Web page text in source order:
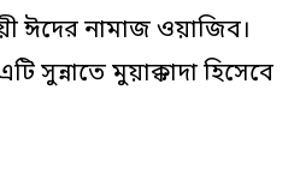
ঈদের নামাজ ওয়াজিব।
সুন্নাতে মুয়াক্কাদা হিসেবে